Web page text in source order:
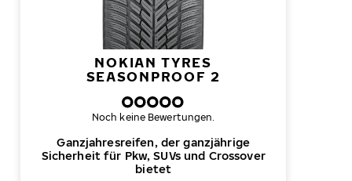
NOKIAN TYRES
SEASONPROOF 2
Ganzjahresreifen, der ganzjährige
Sicherheit für Pkw, SUVs und Crossover
bietet
Noch keine Bewertungen.